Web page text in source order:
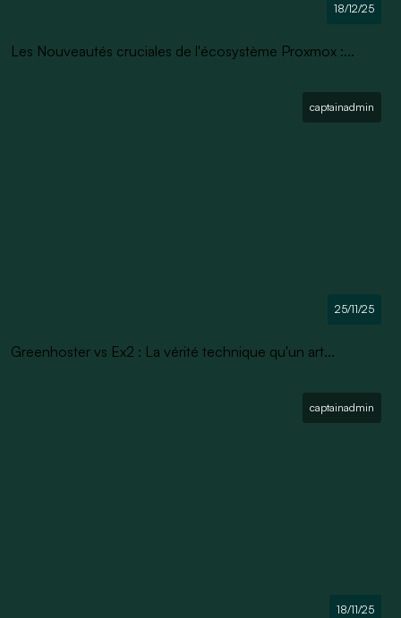
18/12/25
Les Nouveautés cruciales de l'écosystème Proxmox :...
captainadmin
25/11/25
Greenhoster vs Ex2 : La vérité technique qu'un art...
captainadmin
18/11/25